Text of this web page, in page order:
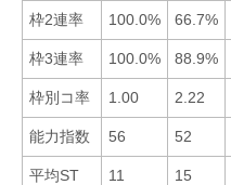
枠2連率 100.0% 66.7%
枠3連率 100.0% 88.9%
枠別コ率 1.00 2.22
能力指数 56 52
平均ST 11 15